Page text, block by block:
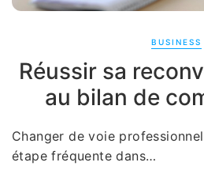
BUSINESS
Réussir sa
au bilan de
Changer de voie
étape fréquente dans…